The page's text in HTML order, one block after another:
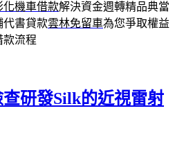
化機車借款解決資金週轉精品典當
代書貸款雲林免留車為您爭取權益
款流程
研發Silk的近視雷射